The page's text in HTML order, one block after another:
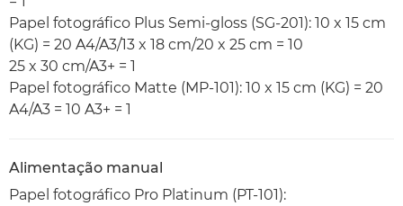
Papel fotográfico Plus Semi-gloss (SG-201): 10 x 15 cm
(KG) = 20 A4/A3/13 x 18 cm/20 x 25 cm = 10
25 x 30 cm/A3+ = 1
Papel fotográfico Matte (MP-101): 10 x 15 cm (KG) = 20
A4/A3 = 10 A3+ = 1
Alimentação manual
Papel fotográfico Pro Platinum (PT-101):